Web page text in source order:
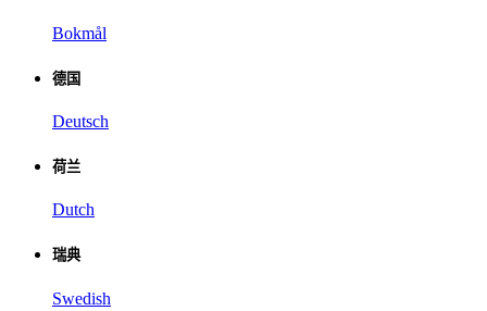
Bokmål
德国
Deutsch
荷兰
Dutch
瑞典
Swedish